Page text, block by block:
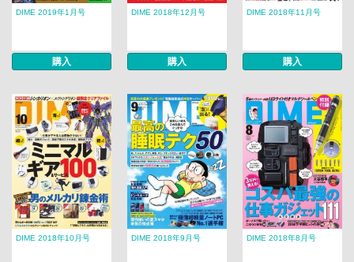
DIME 2019年1月号
購入
DIME 2018年12月号
購入
DIME 2018年11月号
購入
DIME 2018年10月号 DIME 2018年9月号 DIME 2018年8月号